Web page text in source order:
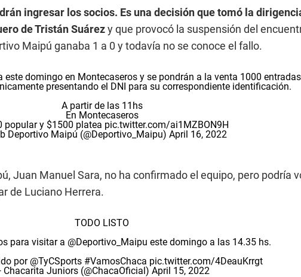
ingresar los socios. Es una decisión que tomó la
de Tristán Suárezy que provocó la suspensión del
Maipú ganaba 1 a 0 y todavía no se conoce el fallo.
este domingo en Montecaseros y se pondrán a la venta 1000
presentando el DNI para su correspondiente identificación.
A partir de las 11hs
En Montecaseros
popular y $1500 platea pic.twitter.com/ai1MZBON9H
Deportivo Maipú (@Deportivo_Maipu) April 16, 2022
Juan Manuel Sara, no ha confirmado el equipo, pero podría
de Luciano Herrera.
TODO LISTO
para visitar a @Deportivo_Maipu este domingo a las 14.35 hs.
por @TyCSports #VamosChaca pic.twitter.com/4DeauKrrgt
Chacarita Juniors (@ChacaOficial) April 15, 2022